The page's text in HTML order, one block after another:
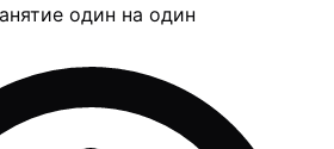
один на один